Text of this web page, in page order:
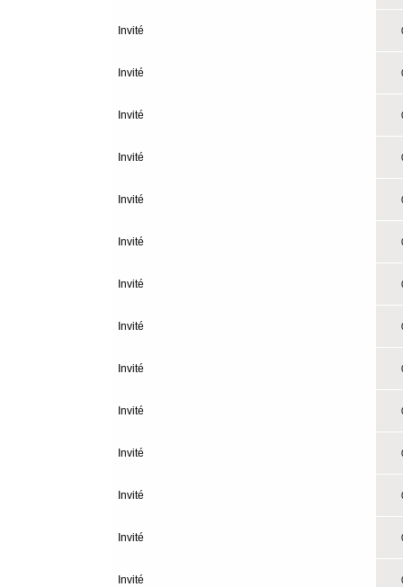
Invité
Invité
Invité
Invité
Invité
Invité
Invité
Invité
Invité
Invité
Invité
Invité
Invité
Invité